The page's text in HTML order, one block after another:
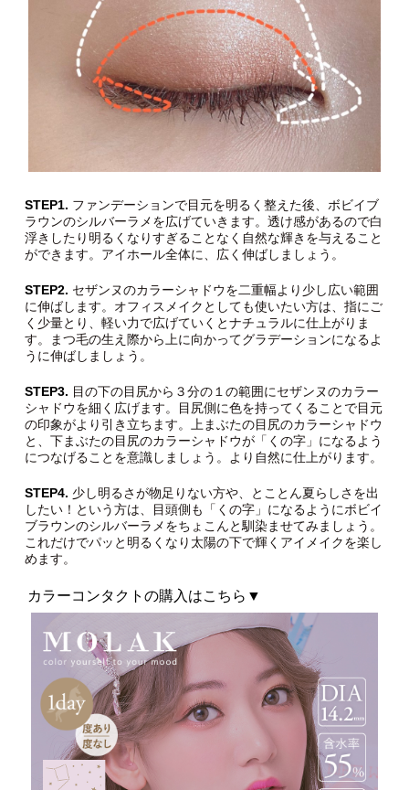
STEP1. ファンデーションで目元を明るく整えた後、ボビイブ
ラウンのシルバーラメを広げていきます。透け感があるので白
浮きしたり明るくなりすぎることなく自然な輝きを与えること
ができます。アイホール全体に、広く伸ばしましょう。
STEP2. セザンヌのカラーシャドウを二重幅より少し広い範囲
に伸ばします。オフィスメイクとしても使いたい方は、指にご
く少量とり、軽い力で広げていくとナチュラルに仕上がりま
す。まつ毛の生え際から上に向かってグラデーションになるよ
うに伸ばしましょう。
STEP3. 目の下の目尻から３分の１の範囲にセザンヌのカラー
シャドウを細く広げます。目尻側に色を持ってくることで目元
の印象がより引き立ちます。上まぶたの目尻のカラーシャドウ
と、下まぶたの目尻のカラーシャドウが「くの字」になるよう
につなげることを意識しましょう。より自然に仕上がります。
STEP4. 少し明るさが物足りない方や、とことん夏らしさを出
したい！という方は、目頭側も「くの字」になるようにボビイ
ブラウンのシルバーラメをちょこんと馴染ませてみましょう。
これだけでパッと明るくなり太陽の下で輝くアイメイクを楽し
めます。
カラーコンタクトの購入はこちら▼